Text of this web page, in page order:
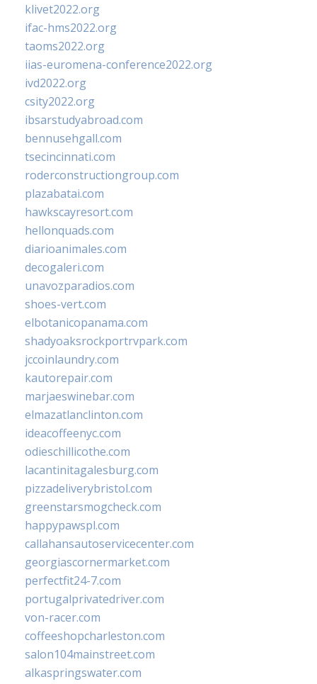
klivet2022.org
ifac-hms2022.org
taoms2022.org
iias-euromena-conference2022.org
ivd2022.org
csity2022.org
ibsarstudyabroad.com
bennusehgall.com
tsecincinnati.com
roderconstructiongroup.com
plazabatai.com
hawkscayresort.com
hellonquads.com
diarioanimales.com
decogaleri.com
unavozparadios.com
shoes-vert.com
elbotanicopanama.com
shadyoaksrockportrvpark.com
jccoinlaundry.com
kautorepair.com
marjaeswinebar.com
elmazatlanclinton.com
ideacoffeenyc.com
odieschillicothe.com
lacantinitagalesburg.com
pizzadeliverybristol.com
greenstarsmogcheck.com
happypawspl.com
callahansautoservicecenter.com
georgiascornermarket.com
perfectfit24-7.com
portugalprivatedriver.com
von-racer.com
coffeeshopcharleston.com
salon104mainstreet.com
alkaspringswater.com